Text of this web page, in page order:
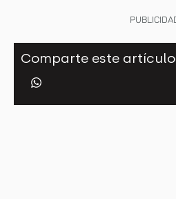
Comparte este artículo